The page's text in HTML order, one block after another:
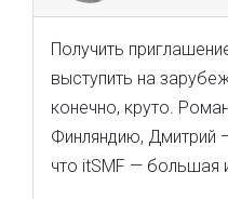
Получить
выступить на
конечно, круто.
Финляндию, Дмитрий
что itSMF — большая